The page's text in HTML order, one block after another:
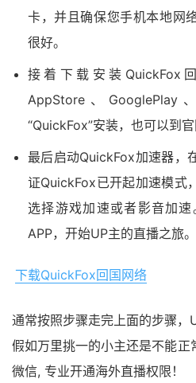
卡，并且确保您手机本地网
很好。
接着下载安装QuickFox
AppStore、
“QuickFox”安装，也可以到官
最后启动QuickFox加速器，
证QuickFox已开起加速模式
选择游戏加速或者影音加
APP，开始UP主的直播之旅。
下载QuickFox回国网络
通常按照步骤走完上面的步骤，
假如万里挑一的小主还是不能正
微信, 专业开通海外直播权限！